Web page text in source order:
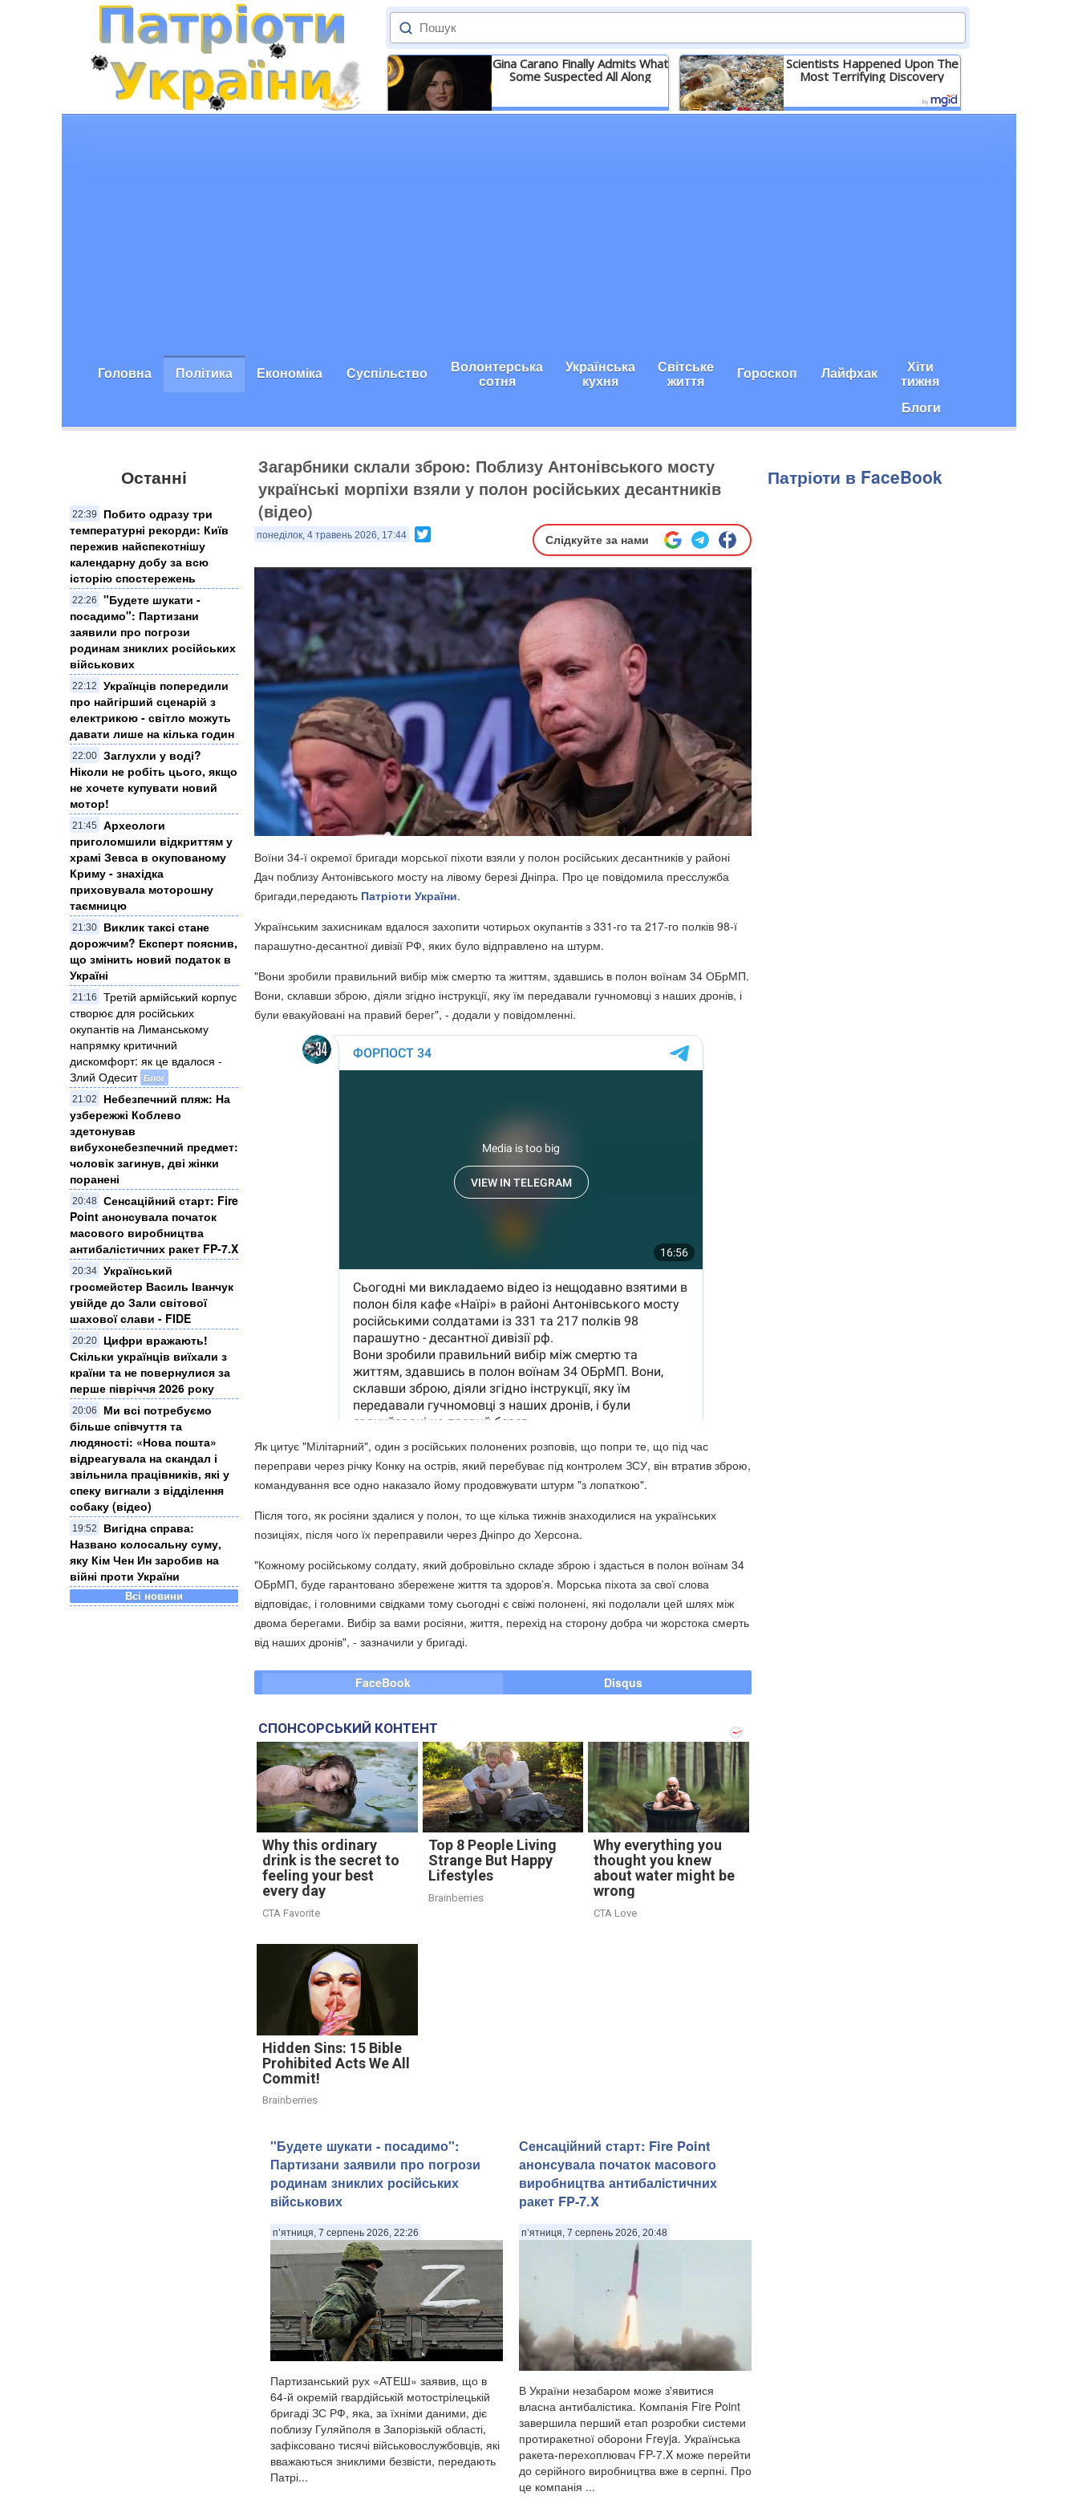
Gina Carano Finally Admits What
Some Suspected All Along
Детальніше
Scientists Happened Upon The
Most Terrifying Discovery
Детальніше
Головна Політика Економіка Суспільство Волонтерська
сотня
Українська
кухня
Світське
життя Гороскоп Лайфхак Хіти
тижня
Блоги
Останні
22:39
Побито одразу три
температурні рекорди: Київ
пережив найспекотнішу
календарну добу за всю
історію спостережень
22:26
"Будете шукати -
посадимо": Партизани
заявили про погрози
родинам зниклих російських
військових
22:12
Українців попередили
про найгірший сценарій з
електрикою - світло можуть
давати лише на кілька годин
22:00 Заглухли у воді?
Ніколи не робіть цього, якщо
не хочете купувати новий
мотор!
21:45
Археологи
приголомшили відкриттям у
храмі Зевса в окупованому
Криму - знахідка
приховувала моторошну
таємницю
21:30
Виклик таксі стане
дорожчим? Експерт пояснив,
що змінить новий податок в
Україні
21:16
Третій армійський корпус
створює для російських
окупантів на Лиманському
напрямку критичний
дискомфорт: як це вдалося -
Злий Одесит Блог
21:02
Небезпечний пляж: На
узбережжі Коблево
здетонував
вибухонебезпечний предмет:
чоловік загинув, дві жінки
поранені
20:48 Сенсаційний старт: Fire
Point анонсувала початок
масового виробництва
антибалістичних ракет FP-7.X
20:34 Український
гросмейстер Василь Іванчук
увійде до Зали світової
шахової слави - FIDE
20:20
Цифри вражають!
Скільки українців виїхали з
країни та не повернулися за
перше півріччя 2026 року
20:06
Ми всі потребуємо
більше співчуття та
людяності: «Нова пошта»
відреагувала на скандал і
звільнила працівників, які у
спеку вигнали з відділення
собаку (відео)
19:52
Вигідна справа:
Названо колосальну суму,
яку Кім Чен Ин заробив на
війні проти України
Всі новини
Загарбники склали зброю: Поблизу Антонівського мосту
українські морпіхи взяли у полон російських десантників
(відео)
понеділок, 4 травень 2026, 17:44 Слідкуйте за нами
Воїни 34-ї окремої бригади морської піхоти взяли у полон російських десантників у районі
Дач поблизу Антонівського мосту на лівому березі Дніпра. Про це повідомила пресслужба
бригади,передають Патріоти України.
Українським захисникам вдалося захопити чотирьох окупантів з 331-го та 217-го полків 98-ї
парашутно-десантної дивізії РФ, яких було відправлено на штурм.
"Вони зробили правильний вибір між смертю та життям, здавшись в полон воїнам 34 ОБрМП.
Вони, склавши зброю, діяли згідно інструкції, яку їм передавали гучномовці з наших дронів, і
були евакуйовані на правий берег", - додали у повідомленні.
Як цитує "Мілітарний", один з російських полонених розповів, що попри те, що під час
переправи через річку Конку на острів, який перебуває під контролем ЗСУ, він втратив зброю,
командування все одно наказало йому продовжувати штурм "з лопаткою".
Після того, як росіяни здалися у полон, то ще кілька тижнів знаходилися на українських
позиціях, після чого їх переправили через Дніпро до Херсона.
"Кожному російському солдату, який добровільно складе зброю і здасться в полон воїнам 34
ОБрМП, буде гарантовано збережене життя та здоровʼя. Морська піхота за свої слова
відповідає, і головними свідками тому сьогодні є свіжі полонені, які подолали цей шлях між
двома берегами. Вибір за вами росіяни, життя, перехід на сторону добра чи жорстока смерть
від наших дронів", - зазначили у бригаді.
FaceBook Disqus
СПОНСОРСЬКИЙ КОНТЕНТ
Why this ordinary
drink is the secret to
feeling your best
every day
CTA Favorite
Top 8 People Living
Strange But Happy
Lifestyles
Brainberries
Why everything you
thought you knew
about water might be
wrong
CTA Love
Hidden Sins: 15 Bible
Prohibited Acts We All
Commit!
Brainberries
"Будете шукати - посадимо":
Партизани заявили про погрози
родинам зниклих російських
військових
п’ятниця, 7 серпень 2026, 22:26
Партизанський рух «АТЕШ» заявив, що в
64-й окремій гвардійській мотострілецькій
бригаді ЗС РФ, яка, за їхніми даними, діє
поблизу Гуляйполя в Запорізькій області,
зафіксовано тисячі військовослужбовців, які
вважаються зниклими безвісти, передають
Патрі...
Сенсаційний старт: Fire Point
анонсувала початок масового
виробництва антибалістичних
ракет FP-7.X
п’ятниця, 7 серпень 2026, 20:48
В України незабаром може з'явитися
власна антибалістика. Компанія Fire Point
завершила перший етап розробки системи
протиракетної оборони Freyja. Українська
ракета-перехоплювач FP-7.X може перейти
до серійного виробництва вже в серпні. Про
це компанія ...
Патріоти в FaceBook